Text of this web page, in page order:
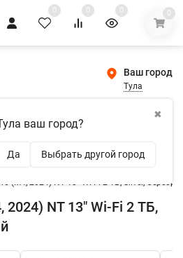
0 0 0 0
Ваш город
Тула
✖
ваш город?
Да Выбрать другой город
канал и получи
C 20W при покупке в
(M4, 2024) NT 13" Wi-Fi 2 ТБ, Silver,
2024) NT 13" Wi-Fi 2 ТБ,